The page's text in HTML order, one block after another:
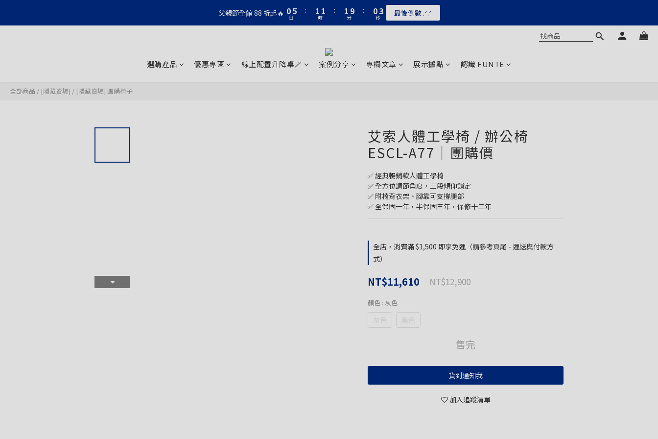
父親節全館 88 折起🔥 05
4
0
日
:
1
0
1
0
時
:
1
0
9
8
4
分
:
02
1
秒 最後倒數 .ᐟ.ᐟ
選購產品 優惠專區 線上配置升降桌🪄 案例分享 專欄文章 展示據點 認識 FUNTE
全部商品 / [隱藏賣場] / [隱藏賣場] 團購椅子
艾索人體工學椅 / 辦公椅
ESCL-A77｜團購價
✅ 經典暢銷款人體工學椅
✅ 全方位調節角度，三段傾仰鎖定
✅ 附椅背衣架、腳靠可支撐腿部
✅ 全保固一年，半保固三年，保修十二年
全店，消費滿 $1,500 即享免運（請參考頁尾 - 運送與付款方
式）
NT$11,610 NT$12,900
顏色 : 灰色
售完
貨到通知我
加入追蹤清單